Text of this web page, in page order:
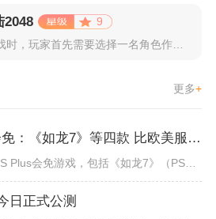
2048
9
更多+
8月PS+港服会免：《如龙7》等四款 比欧美服多一款
官方公布了8月份港服的PS Plus会免游戏，包括《如龙7》（PS4/PS5）、《小小梦魇》（PS4）、《托尼霍克职业滑...
日正式公测